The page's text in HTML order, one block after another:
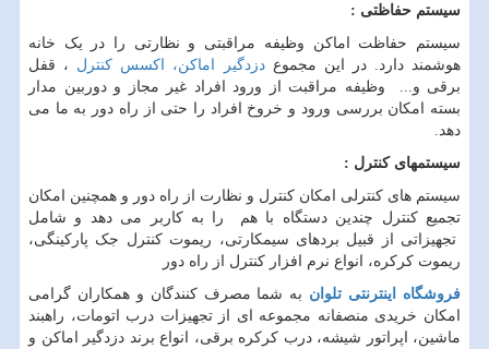
سیستم حفاظتی :
سیستم حفاظت اماکن وظیفه مراقبتی و نظارتی را در یک خانه
هوشمند دارد. در این مجموعدزدگیر اماکن، اکسس کنترل ، قفل
برقی و... وظیفه مراقبت از ورود افراد غیر مجاز و دوربین مدار
بسته امکان بررسی ورود و خروخ افراد را حتی از راه دور به ما می
دهد.
سیستمهای کنترل :
سیستم های کنترلی امکان کنترل و نظارت از راه دور و همچنین امکان
تجمیع کنترل چندین دستگاه با هم را به کاربر می دهد و شامل
تجهیزاتی از قبیل بردهای سیمکارتی، ریموت کنترل جک پارکینگی،
ریموت کرکره، انواع نرم افزار کنترل از راه دور
فروشگاه اینترنتی تلوان به شما مصرف کنندگان و همکاران گرامی
امکان خریدی منصفانه مجموعه ای از تجهیزات درب اتومات، راهبند
ماشین، اپراتور شیشه، درب کرکره برقی، انواع برند دزدگیر اماکن و